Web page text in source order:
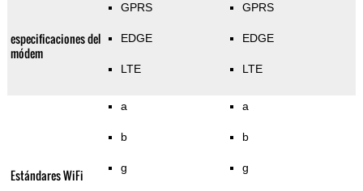
especificaciones del
módem
GPRS
EDGE
LTE
GPRS
EDGE
LTE
Estándares WiFi
a
b
g
a
b
g